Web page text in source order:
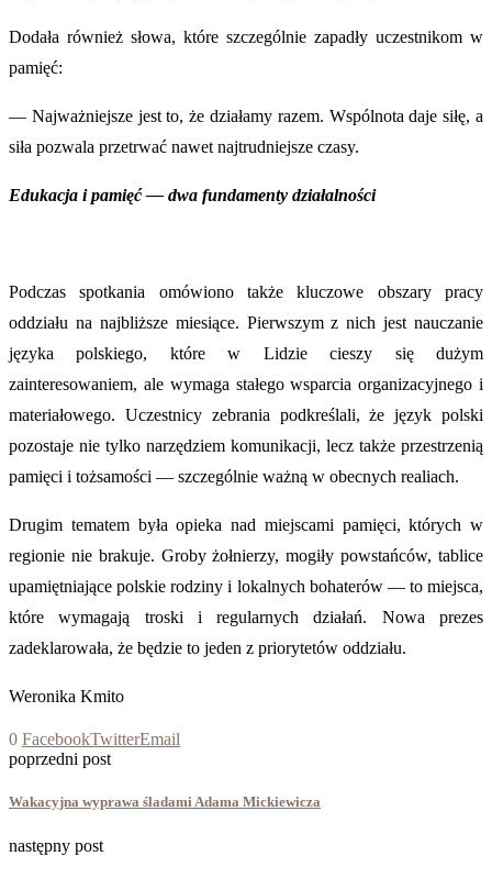
Dodała również słowa, które szczególnie zapadły uczestnikom w
pamięć:
— Najważniejsze jest to, że działamy razem. Wspólnota daje siłę, a
siła pozwala przetrwać nawet najtrudniejsze czasy.
Edukacja i pamięć — dwa fundamenty działalności
Podczas spotkania omówiono także kluczowe obszary pracy
oddziału na najbliższe miesiące. Pierwszym z nich jest nauczanie
języka polskiego, które w Lidzie cieszy się dużym
zainteresowaniem, ale wymaga stałego wsparcia organizacyjnego i
materiałowego. Uczestnicy zebrania podkreślali, że język polski
pozostaje nie tylko narzędziem komunikacji, lecz także przestrzenią
pamięci i tożsamości — szczególnie ważną w obecnych realiach.
Drugim tematem była opieka nad miejscami pamięci, których w
regionie nie brakuje. Groby żołnierzy, mogiły powstańców, tablice
upamiętniające polskie rodziny i lokalnych bohaterów — to miejsca,
które wymagają troski i regularnych działań. Nowa prezes
zadeklarowała, że będzie to jeden z priorytetów oddziału.
Weronika Kmito
0 FacebookTwitterEmail
poprzedni post
Wakacyjna wyprawa śladami Adama Mickiewicza
następny post